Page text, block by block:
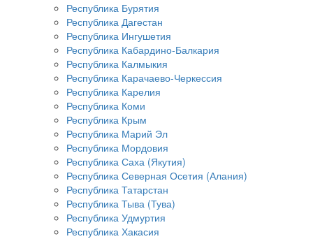
Республика Бурятия
Республика Дагестан
Республика Ингушетия
Республика Кабардино-Балкария
Республика Калмыкия
Республика Карачаево-Черкессия
Республика Карелия
Республика Коми
Республика Крым
Республика Марий Эл
Республика Мордовия
Республика Саха (Якутия)
Республика Северная Осетия (Алания)
Республика Татарстан
Республика Тыва (Тува)
Республика Удмуртия
Республика Хакасия